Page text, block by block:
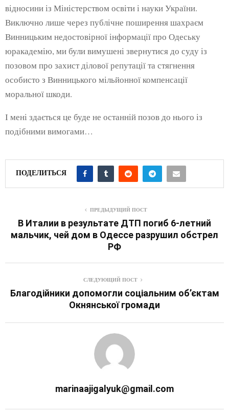
відносини із Міністерством освіти і науки України.
Виключно лише через публічне поширення шахраєм
Винницьким недостовірної інформації про Одеську
юракадемію, ми були вимушені звернутися до суду із
позовом про захист ділової репутації та стягнення
особисто з Винницького мільйонної компенсації
моральної шкоди.
І мені здається це буде не останній позов до нього із
подібними вимогами…
ПОДЕЛИТЬСЯ
ПРЕДЫДУЩИЙ ПОСТ
В Италии в результате ДТП погиб 6-летний
мальчик, чей дом в Одессе разрушил обстрел
РФ
СЛЕДУЮЩИЙ ПОСТ
Благодійники допомогли соціальним об’єктам
Окнянської громади
marinaajigalyuk@gmail.com